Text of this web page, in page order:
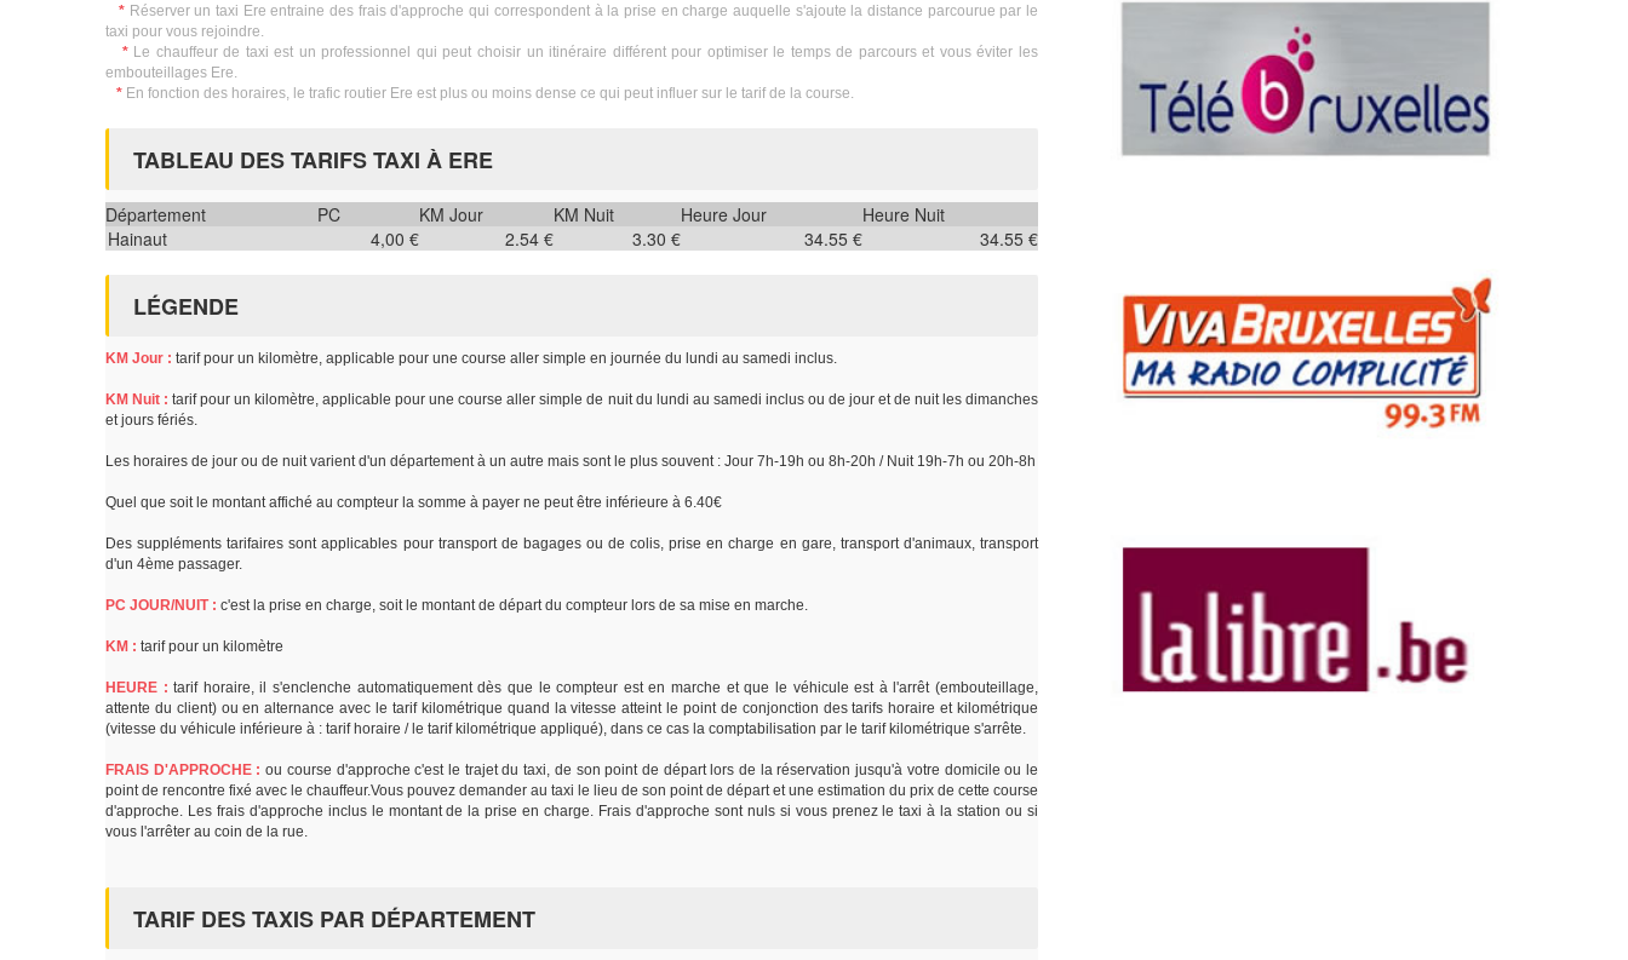
* Réserver un taxi Ere entraine des frais d'approche qui correspondent à la prise en charge auquelle s'ajoute la distance parcourue par le
taxi pour vous rejoindre.
*Le chauffeur de taxi est un professionnel qui peut choisir un itinéraire différent pour optimiser le temps de parcours et vous éviter les
embouteillages Ere.
* En fonction des horaires, le trafic routier Ere est plus ou moins dense ce qui peut influer sur le tarif de la course.
TABLEAU DES TARIFS TAXI À ERE
Département PC KM Jour KM Nuit Heure Jour
Heure Nuit
Hainaut
4,00 € 2.54 € 3.30 € 34.55 € 34.55 €
LÉGENDE
KM Jour : tarif pour un kilomètre, applicable pour une course aller simple en journée du lundi au samedi inclus.
KM Nuit : tarif pour un kilomètre, applicable pour une course aller simple de nuit du lundi au samedi inclus ou de jour et de nuit les dimanches
et jours fériés.
Les horaires de jour ou de nuit varient d'un département à un autre mais sont le plus souvent : Jour 7h-19h ou 8h-20h / Nuit 19h-7h ou 20h-8h
Quel que soit le montant affiché au compteur la somme à payer ne peut être inférieure à 6.40€
Des suppléments tarifaires sont applicables pour transport de bagages ou de colis, prise en charge en gare, transport d'animaux, transport
d'un 4ème passager.
PC JOUR/NUIT : c'est la prise en charge, soit le montant de départ du compteur lors de sa mise en marche.
KM : tarif pour un kilomètre
HEURE : tarif horaire, il s'enclenche automatiquement dès que le compteur est en marche et que le véhicule est à l'arrêt (embouteillage,
attente du client) ou en alternance avec le tarif kilométrique quand la vitesse atteint le point de conjonction des tarifs horaire et kilométrique
(vitesse du véhicule inférieure à : tarif horaire / le tarif kilométrique appliqué), dans ce cas la comptabilisation par le tarif kilométrique s'arrête.
FRAIS D'APPROCHE : ou course d'approche c'est le trajet du taxi, de son point de départ lors de la réservation jusqu'à votre domicile ou le
point de rencontre fixé avec le chauffeur.Vous pouvez demander au taxi le lieu de son point de départ et une estimation du prix de cette course
d'approche. Les frais d'approche inclus le montant de la prise en charge. Frais d'approche sont nuls si vous prenez le taxi à la station ou si
vous l'arrêter au coin de la rue.
TARIF DES TAXIS PAR DÉPARTEMENT